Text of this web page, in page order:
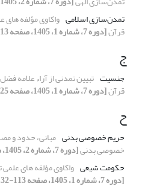
تمدن‌سازی اسلامی واکاوی مؤلفه
قرآن[دوره 7، شماره 1، 1405، صفحه 113-132]
ج
جنسیت تبیین تمدنی از آراء علامه
قرآن[دوره 7، شماره 1، 1405، صفحه 25-47]
ح
حریم خصوصی بدنی مبانی، حدود و
خصوصی بدنی[دوره 7، شماره 2، 1405، صفحه 25-48]
حکومت شیعی واکاوی مؤلفه های
[دوره 7، شماره 1، 1405، صفحه 113-132]